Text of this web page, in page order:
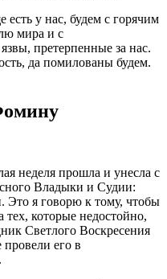
есть у нас, будем с горячим
мира и с
претерпенные за нас.
да помилованы будем.
неделя прошла и унесла с
Владыки и Судии:
Это я говорю к тому, чтобы
тех, которые недостойно,
Светлого Воскресения
его в